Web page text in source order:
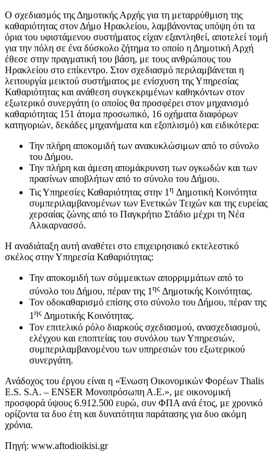
Ο σχεδιασμός της Δημοτικής Αρχής για τη μεταρρύθμιση της
καθαριότητας στον Δήμο Ηρακλείου, λαμβάνοντας υπόψη ότι τα
όρια του υφιστάμενου συστήματος είχαν εξαντληθεί, αποτελεί τομή
για την πόλη σε ένα δύσκολο ζήτημα το οποίο η Δημοτική Αρχή
έθεσε στην πραγματική του βάση, με τους ανθρώπους του
Ηρακλείου στο επίκεντρο. Στον σχεδιασμό περιλαμβάνεται η
λειτουργία μεικτού συστήματος με ενίσχυση της Υπηρεσίας
Καθαριότητας και ανάθεση συγκεκριμένων καθηκόντων στον
εξωτερικό συνεργάτη (ο οποίος θα προσφέρει στον μηχανισμό
καθαριότητας 151 άτομα προσωπικό, 16 οχήματα διαφόρων
κατηγοριών, δεκάδες μηχανήματα και εξοπλισμό) και ειδικότερα:
Την πλήρη αποκομιδή των ανακυκλώσιμων από το σύνολο
του Δήμου.
Την πλήρη και άμεση απομάκρυνση των ογκωδών και των
πρασίνων αποβλήτων από το σύνολο του Δήμου.
Τις Υπηρεσίες Καθαριότητας στην 1 η Δημοτική Κοινότητα
συμπεριλαμβανομένων των Ενετικών Τειχών και της ευρείας
χερσαίας ζώνης από το Παγκρήτιο Στάδιο μέχρι τη Νέα
Αλικαρνασσό.
Η αναδιάταξη αυτή αναθέτει στο επιχειρησιακό εκτελεστικό
σκέλος στην Υπηρεσία Καθαριότητας:
Την αποκομιδή των σύμμεικτων απορριμμάτων από το
σύνολο του Δήμου, πέραν της 1 ης Δημοτικής Κοινότητας.
Τον οδοκαθαρισμό επίσης στο σύνολο του Δήμου, πέραν της
1ης Δημοτικής Κοινότητας.
Τον επιτελικό ρόλο διαρκούς σχεδιασμού, ανασχεδιασμού,
ελέγχου και εποπτείας του συνόλου των Υπηρεσιών,
συμπεριλαμβανομένου των υπηρεσιών του εξωτερικού
συνεργάτη.
Ανάδοχος του έργου είναι η «Ένωση Οικονομικών Φορέων Thalis
E.S. S.A. – ENSER Μονοπρόσωπη Α.Ε.», με οικονομική
προσφορά ύψους 6.912.500 ευρώ, συν ΦΠΑ ανά έτος, με χρονικό
ορίζοντα τα δυο έτη και δυνατότητα παράτασης για δυο ακόμη
χρόνια.
Πηγή: www.aftodioikisi.gr